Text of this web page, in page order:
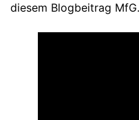
diesem Blogbeitrag MfG.